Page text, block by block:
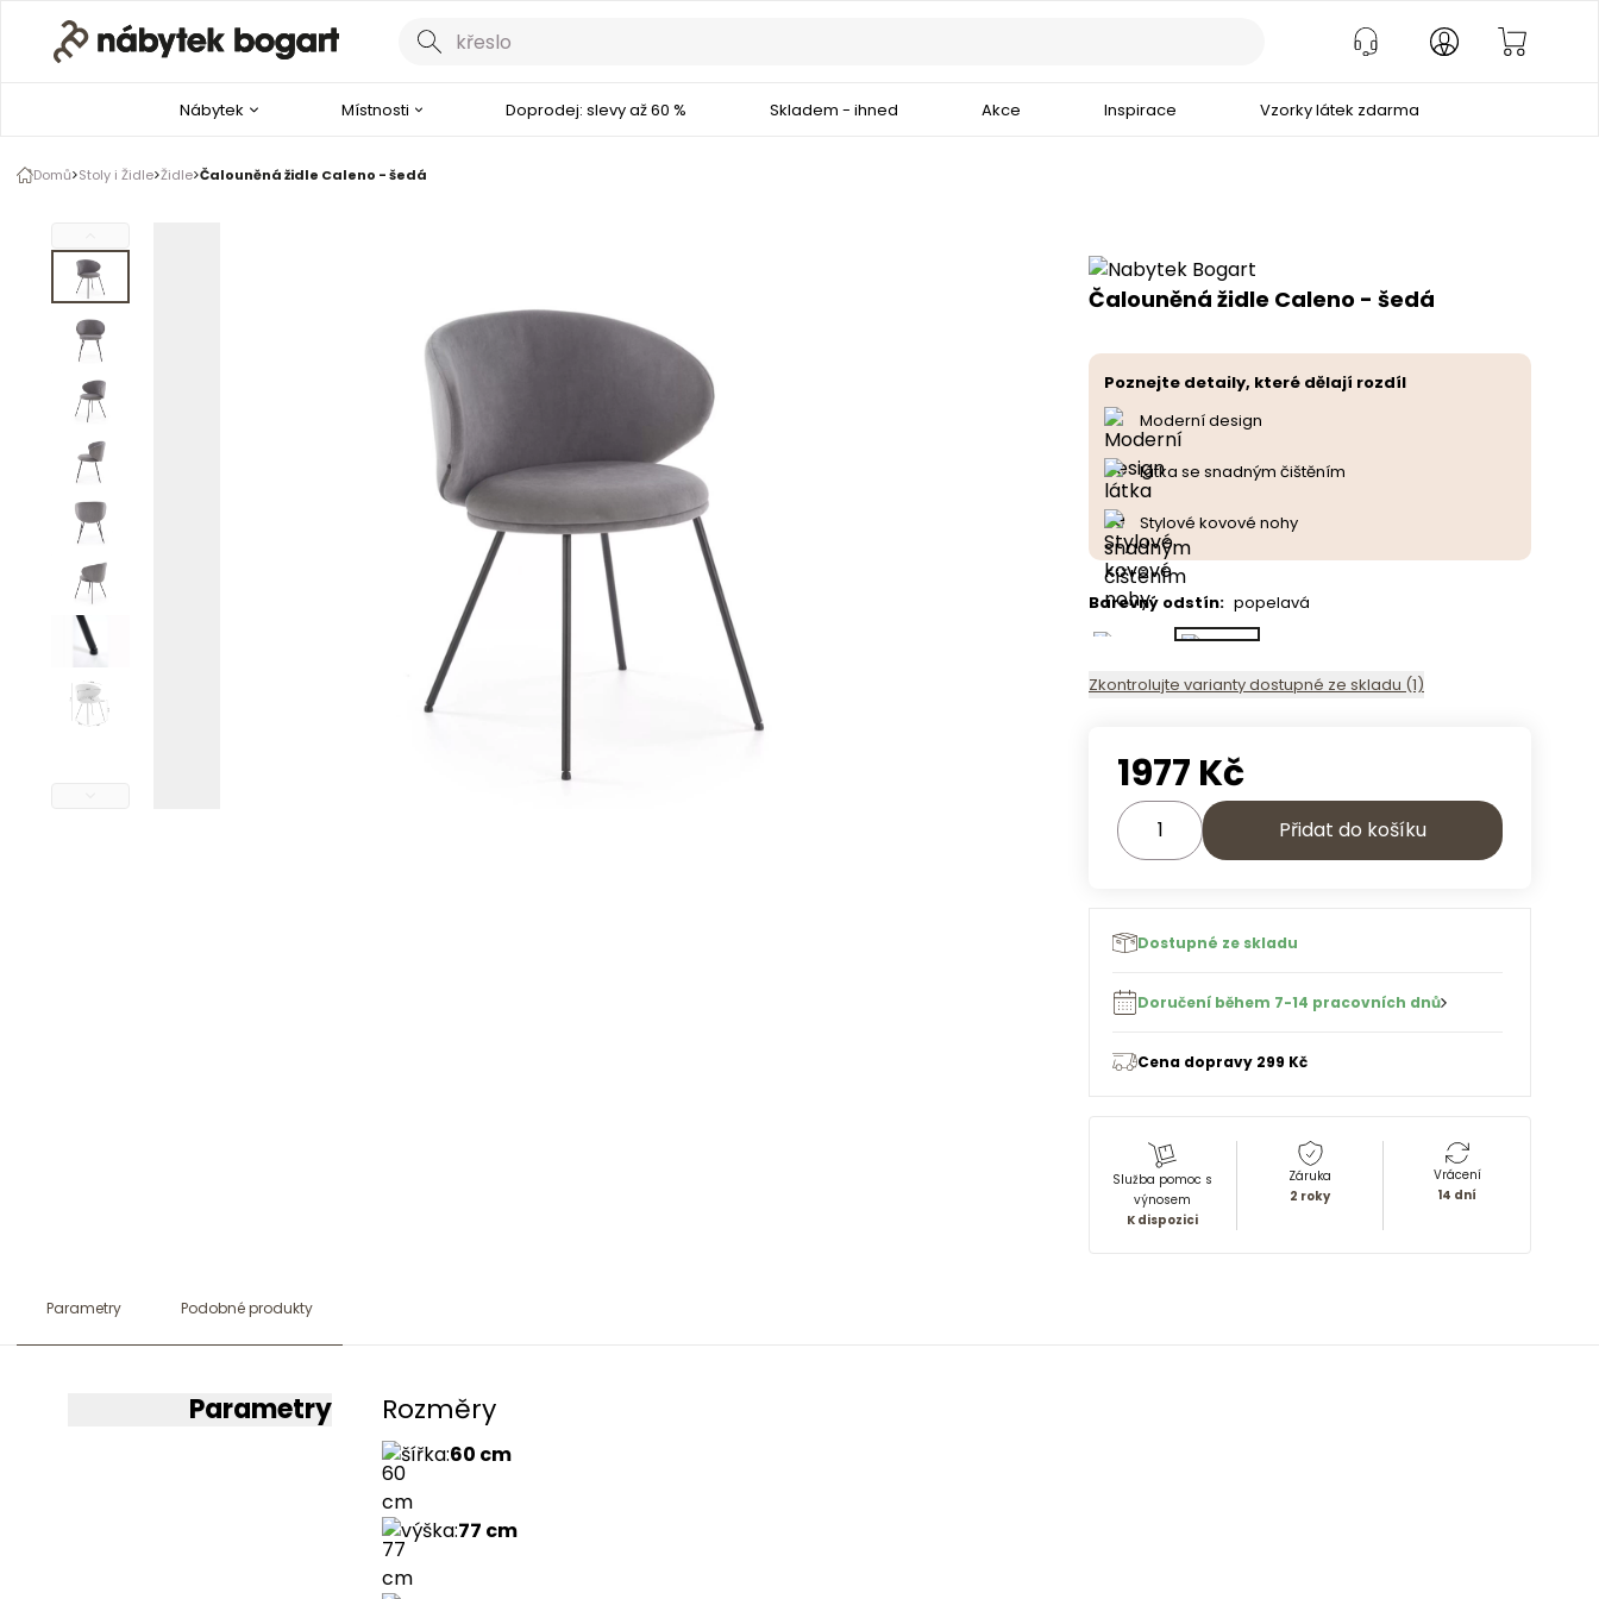
Nábytek Místnosti Doprodej: slevy až 60 % Skladem - ihned Akce Inspirace Vzorky látek zdarma
Domů Stoly i Židle Židle Čalouněná židle Caleno - šedá
Čalouněná židle Caleno - šedá
Poznejte detaily, které dělají rozdíl
Moderní design
látka se snadným čištěním
Stylové kovové nohy
Barevný odstín: popelavá
Zkontrolujte varianty dostupné ze skladu (1)
1977 Kč
Přidat do košíku
Dostupné ze skladu
Doručení během 7-14 pracovních dnů
Cena dopravy 299 Kč
Služba pomoc s
výnosem
K dispozici
Záruka
2 roky
Vrácení
14 dní
Parametry Podobné produkty
Parametry Rozměry
šířka:60 cm
výška:77 cm
1 z 8 Galerie produktu